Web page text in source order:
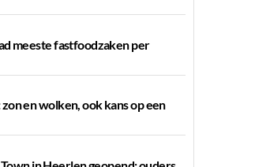
meeste fastfoodzaken per
en wolken, ook kans op een